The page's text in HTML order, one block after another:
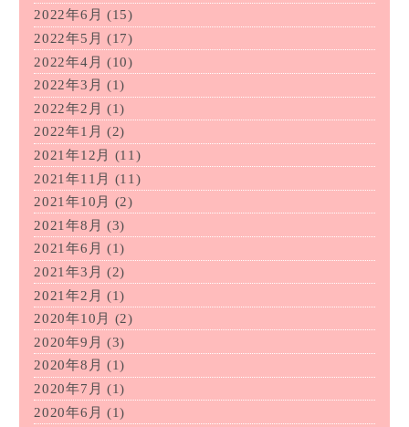
2022年6月 (15)
2022年5月 (17)
2022年4月 (10)
2022年3月 (1)
2022年2月 (1)
2022年1月 (2)
2021年12月
(11)
2021年11月 (11)
2021年10月
(2)
2021年8月 (3)
2021年6月 (1)
2021年3月 (2)
2021年2月 (1)
2020年10月
(2)
2020年9月 (3)
2020年8月 (1)
2020年7月 (1)
2020年6月 (1)